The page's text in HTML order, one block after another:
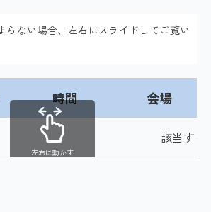
ない場合、左右にスライドしてご覧い
時間 会場
該当する
左右に動かす